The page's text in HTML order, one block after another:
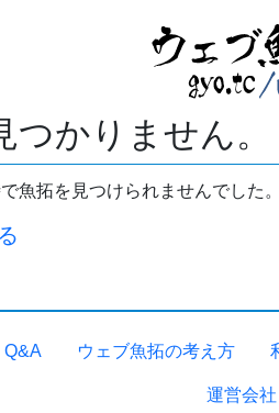
つかりません。
魚拓を見つけられませんでした。
Q&A ウェブ魚拓の考え方
運営会社